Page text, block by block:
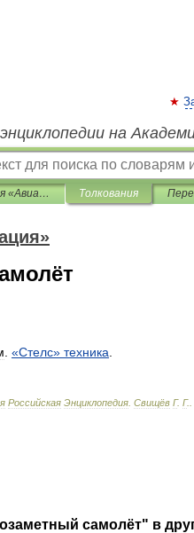
на
Энциклопедия «Авиация» Толкования
«Стелс» техника
Российская Энциклопедия Свищёв Г. Г.
самолёт" в